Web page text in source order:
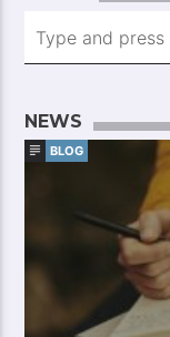
NEWS
BLOG